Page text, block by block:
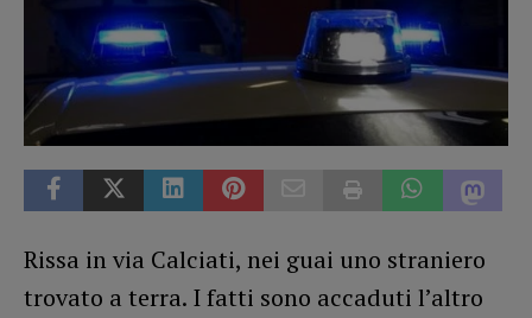
Rissa in via Calciati, nei guai uno straniero
trovato a terra. I fatti sono accaduti l’altro